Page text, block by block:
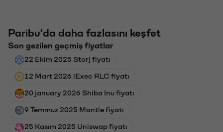
Paribu'da daha fazlasını keşfet
Son gezilen geçmiş fiyatlar
22 Ekim 2025 Storj fiyatı
12 Mart 2026 iExec RLC fiyatı
20 january 2026 Shiba Inu fiyatı
9 Temmuz 2025 Mantle fiyatı
25 Kasım 2025 Uniswap fiyatı